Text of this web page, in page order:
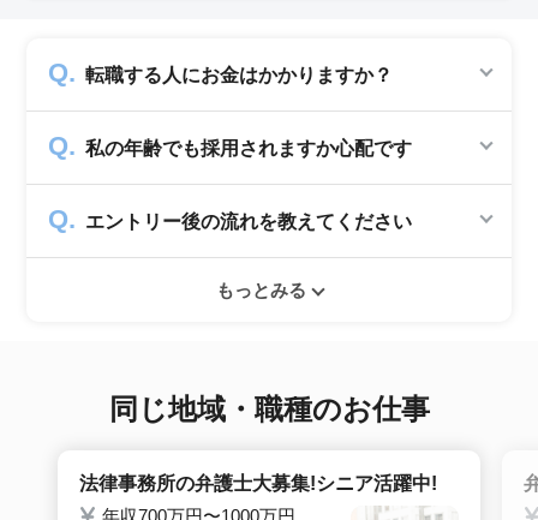
転職する人にお金はかかりますか？
していますので、転職希望者の方からは費用は
一切発生致しません。
私の年齢でも採用されますか心配です
業のみ掲載をしています。60代・70代以上の
就職実績も多数ありますので年齢に気負いせず
ぜひ紹介依頼へ進んでください。
エントリー後の流れを教えてください
ーとヒアリングのお時間を頂きます。その後希
もっとみる
同じ地域・職種のお仕事
法律事務所の弁護士大募集!シニア活躍中!
年収700万円〜1000万円